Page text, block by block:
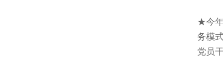
★今年
务模
党员